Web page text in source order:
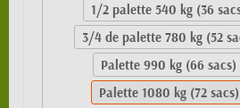
1/2 palette 540 kg (36
3/4 de palette 780 kg (52
Palette 990 kg (66 sacs)
Palette 1080 kg (72 sacs)